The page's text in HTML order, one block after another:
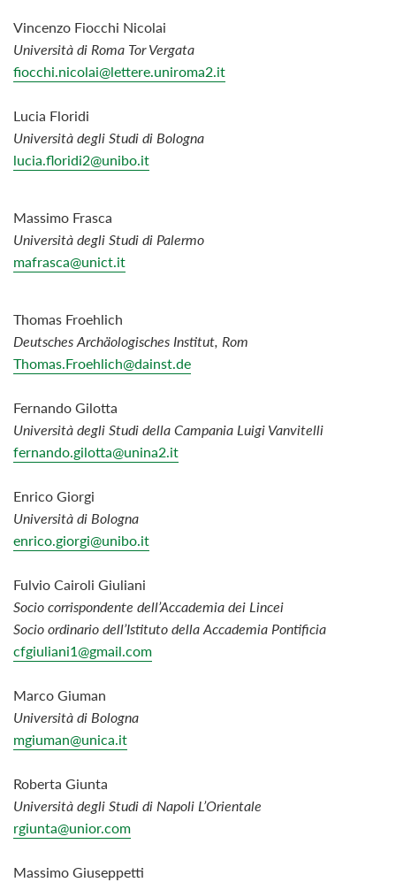
Vincenzo Fiocchi Nicolai
Università di Roma Tor Vergata
fiocchi.nicolai@lettere.uniroma2.it
Lucia Floridi
Università degli Studi di Bologna
lucia.floridi2@unibo.it
Massimo Frasca
Università degli Studi di Palermo
mafrasca@unict.it
Thomas Froehlich
Deutsches Archäologisches Institut, Rom
Thomas.Froehlich@dainst.de
Fernando Gilotta
Università degli Studi della Campania Luigi Vanvitelli
fernando.gilotta@unina2.it
Enrico Giorgi
Università di Bologna
enrico.giorgi@unibo.it
Fulvio Cairoli Giuliani
Socio corrispondente dell’Accademia dei Lincei
Socio ordinario dell’Istituto della Accademia Pontificia
cfgiuliani1@gmail.com
Marco Giuman
Università di Bologna
mgiuman@unica.it
Roberta Giunta
Università degli Studi di Napoli L’Orientale
rgiunta@unior.com
Massimo Giuseppetti